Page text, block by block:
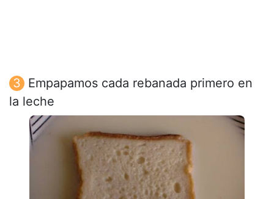
Empapamos cada rebanada primero en
la leche